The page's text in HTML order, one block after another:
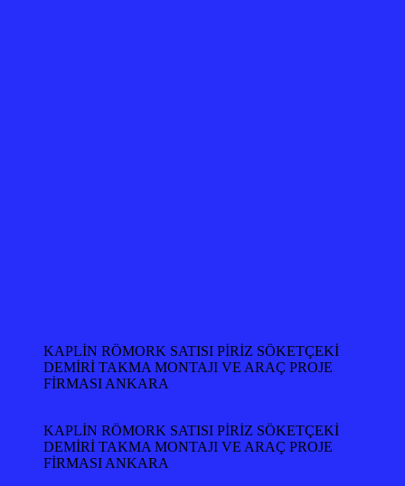
KAPLİN RÖMORK SATISI PİRİZ SÖKETÇEKİ
DEMİRİ TAKMA MONTAJI VE ARAÇ PROJE
FİRMASI ANKARA
KAPLİN RÖMORK SATISI PİRİZ SÖKETÇEKİ
DEMİRİ TAKMA MONTAJI VE ARAÇ PROJE
FİRMASI ANKARA